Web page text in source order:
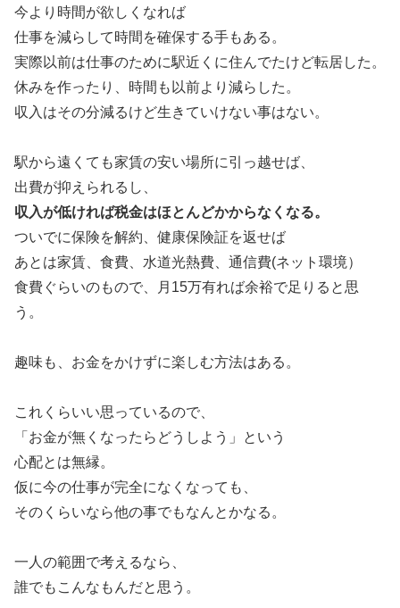
今より時間が欲しくなれば
仕事を減らして時間を確保する手もある。
実際以前は仕事のために駅近くに住んでたけど転居した。
休みを作ったり、時間も以前より減らした。
収入はその分減るけど生きていけない事はない。
駅から遠くても家賃の安い場所に引っ越せば、
出費が抑えられるし、
収入が低ければ税金はほとんどかからなくなる。
ついでに保険を解約、健康保険証を返せば
あとは家賃、食費、水道光熱費、通信費(ネット環境）
食費ぐらいのもので、月15万有れば余裕で足りると思
う。
趣味も、お金をかけずに楽しむ方法はある。
これくらいい思っているので、
「お金が無くなったらどうしよう」という
心配とは無縁。
仮に今の仕事が完全になくなっても、
そのくらいなら他の事でもなんとかなる。
一人の範囲で考えるなら、
誰でもこんなもんだと思う。